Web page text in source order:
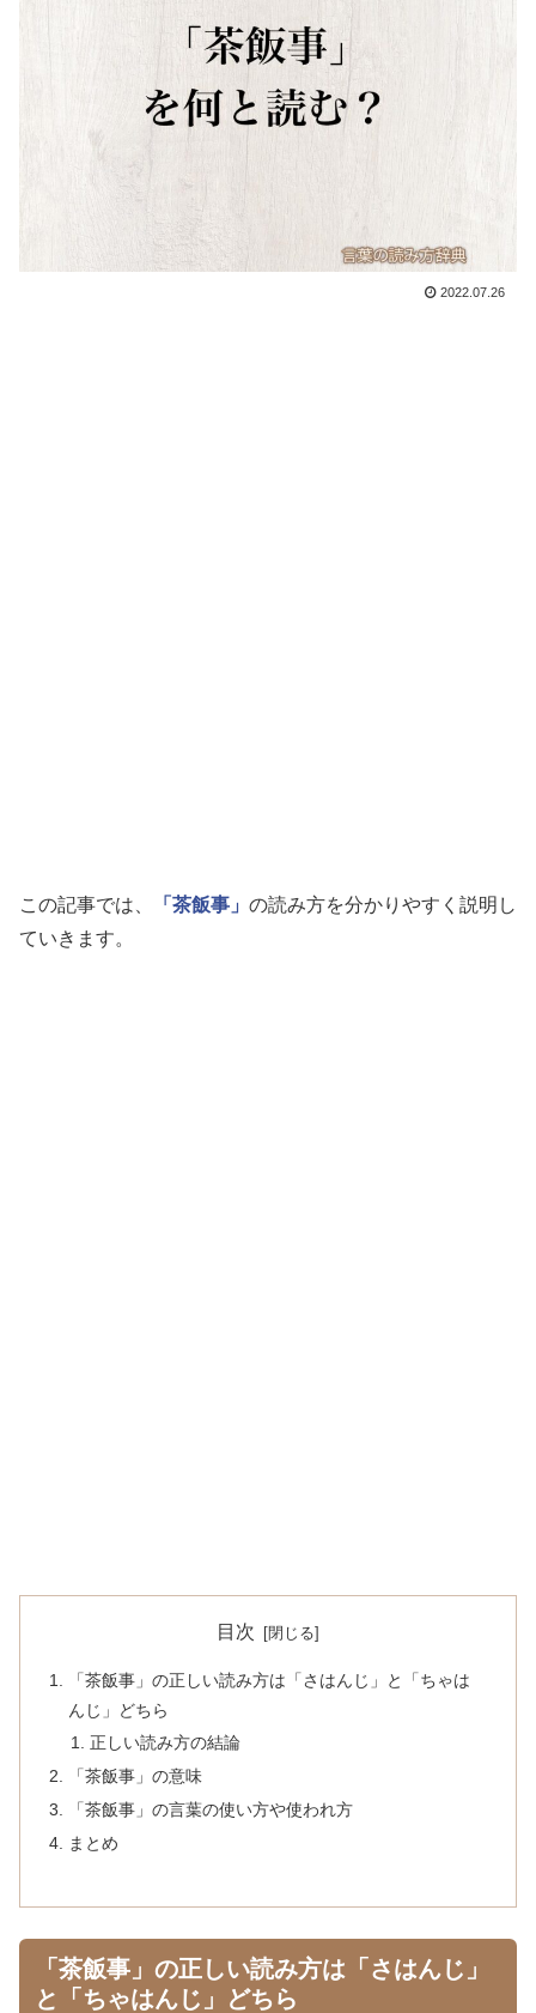
2022.07.26
この記事では、 「茶飯事」 の読み方を分かりやすく説明し
ていきます。
目次
「茶飯事」の正しい読み方は「さはんじ」と「ちゃは
んじ」どちら
正しい読み方の結論
「茶飯事」の意味
「茶飯事」の言葉の使い方や使われ方
まとめ
「茶飯事」の正しい読み方は「さはんじ」
と「ちゃはんじ」どちら